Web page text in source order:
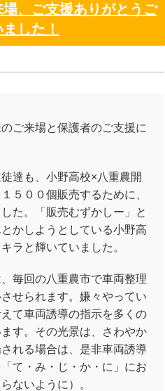
、ご支援ありがとうご
した！
ご来場と保護者のご支援に
達も、小野高校×八重農開
５００個販売するために、
た。「販売むずかしー」と
かしようとしている小野高
ラと輝いていました。
毎回の八重農市で車両整理
せられます。嫌々やってい
て車両誘導の指示を多くの
す。その光景は、さわやか
れる場合は、是非車両誘導
て・み・じ・か・に」にお
ないように）。